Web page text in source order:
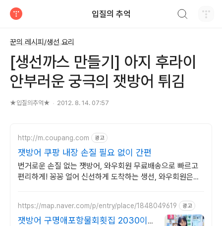
입질의 추억
꾼의 레시피/생선 요리
[생선까스 만들기] 아지 후라이
안부러운 궁극의 잿방어 튀김
★입질의추억★ 2012. 8. 14. 07:57
http://m.coupang.com 광고
잿방어 쿠팡 내장 손질 필요 없이 간편
번거로운 손질 없는 잿방어, 와우회원 무료배송으로 빠르고
편리하게! 꽁꽁 얼어 신선하게 도착하는 생선, 와우회원은
https://map.naver.com/p/entry/place/1848049619 광고
잿방어 구명애포항물회횟집 2030이